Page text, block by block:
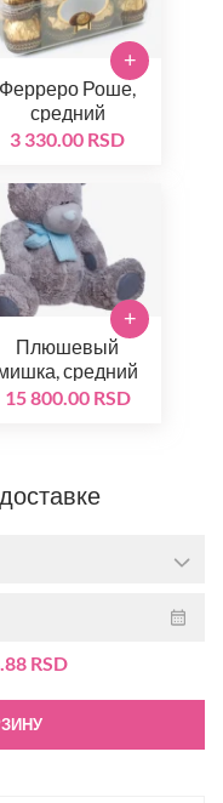
Ферреро Роше,
средний
3 330.00 RSD
+
Плюшевый
средний
15 800.00 RSD
+
RSD